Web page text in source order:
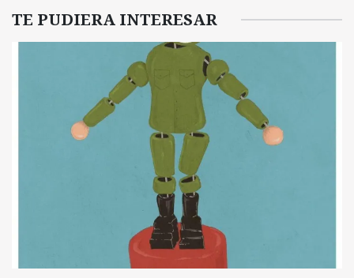
TE PUDIERA INTERESAR